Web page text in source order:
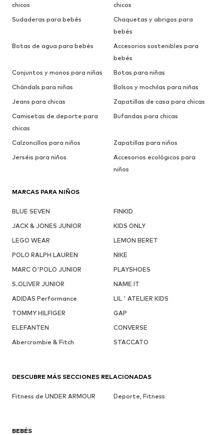
chicos
chicos
Sudaderas para bebés
Chaquetas y abrigos para
bebés
Botas de agua para bebés
Accesorios sostenibles para
bebés
Conjuntos y monos para niñas
Botas para niñas
Chándals para niñas
Bolsos y mochilas para niñas
Jeans para chicas
Zapatillas de casa para chicas
Camisetas de deporte para
chicas
Bufandas para chicas
Calzoncillos para niños
Zapatillas para niños
Jerséis para niños
Accesorios ecológicos para
niños
MARCAS PARA NIÑOS
BLUE SEVEN
FINKID
JACK & JONES JUNIOR
KIDS ONLY
LEGO WEAR
LEMON BERET
POLO RALPH LAUREN
NIKE
MARC O'POLO JUNIOR
PLAYSHOES
S.OLIVER JUNIOR
NAME IT
ADIDAS Performance
LIL ' ATELIER KIDS
TOMMY HILFIGER
GAP
ELEFANTEN
CONVERSE
Abercrombie & Fitch
STACCATO
BEBÉS
DESCUBRE MÁS SECCIONES RELACIONADAS
Fitness de UNDER ARMOUR Deporte, Fitness